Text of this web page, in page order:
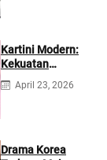
Kartini Modern:
Kekuatan
Berevolusi &
Rawat Diri
April 23, 2026
Drama Korea